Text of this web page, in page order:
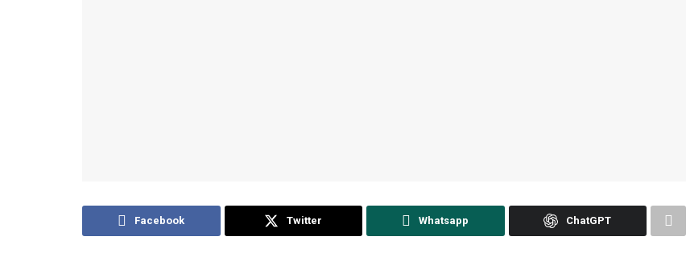
Facebook Twitter Whatsapp ChatGPT